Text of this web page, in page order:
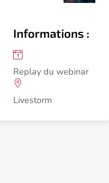
Informations :
Replay du webinar
Livestorm